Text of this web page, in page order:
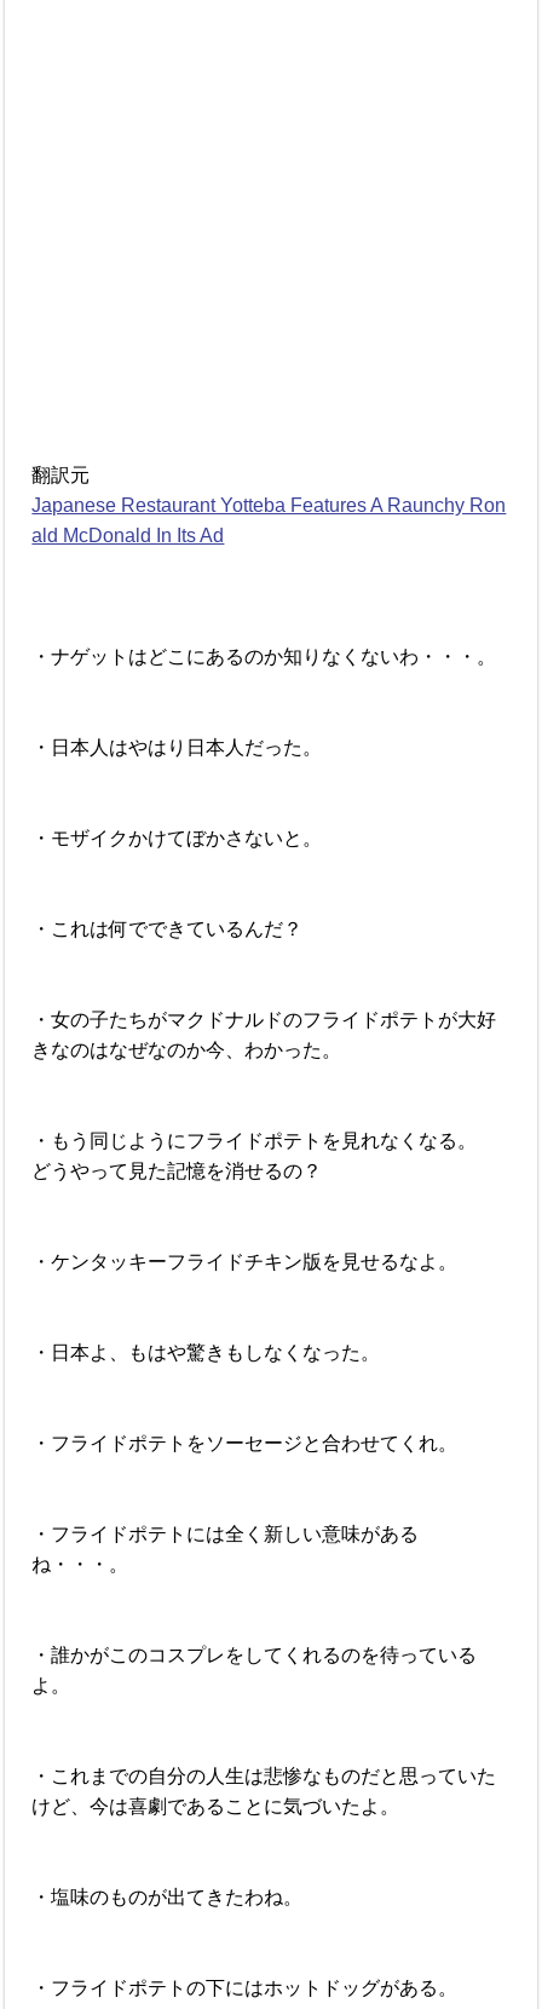
翻訳元
Japanese Restaurant Yotteba Features A Raunchy Ron
ald McDonald In Its Ad
・ナゲットはどこにあるのか知りなくないわ・・・。
・日本人はやはり日本人だった。
・モザイクかけてぼかさないと。
・これは何でできているんだ？
・女の子たちがマクドナルドのフライドポテトが大好
きなのはなぜなのか今、わかった。
・もう同じようにフライドポテトを見れなくなる。
どうやって見た記憶を消せるの？
・ケンタッキーフライドチキン版を見せるなよ。
・日本よ、もはや驚きもしなくなった。
・フライドポテトをソーセージと合わせてくれ。
・フライドポテトには全く新しい意味がある
ね・・・。
・誰かがこのコスプレをしてくれるのを待っている
よ。
・これまでの自分の人生は悲惨なものだと思っていた
けど、今は喜劇であることに気づいたよ。
・塩味のものが出てきたわね。
・フライドポテトの下にはホットドッグがある。